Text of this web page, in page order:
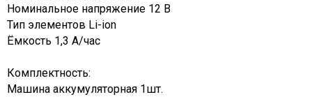
Номинальное напряжение 12 В
Тип элементов Li-ion
Ёмкость 1,3 А/час
Комплектность:
Машина аккумуляторная 1шт.